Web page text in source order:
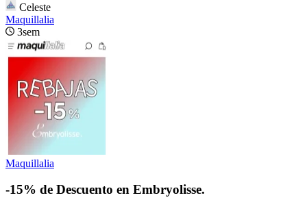
Celeste
Maquillalia
3sem
Maquillalia
-15% de Descuento en Embryolisse.